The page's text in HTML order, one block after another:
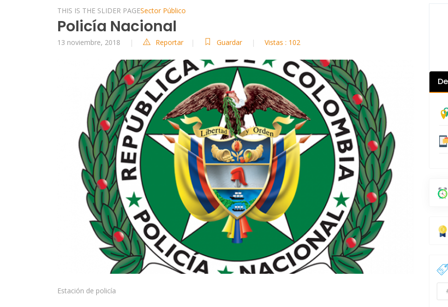
THIS IS THE SLIDER PAGESector Público
Policía Nacional
13 noviembre, 2018 Reportar Guardar Vistas : 102
Estación de policía